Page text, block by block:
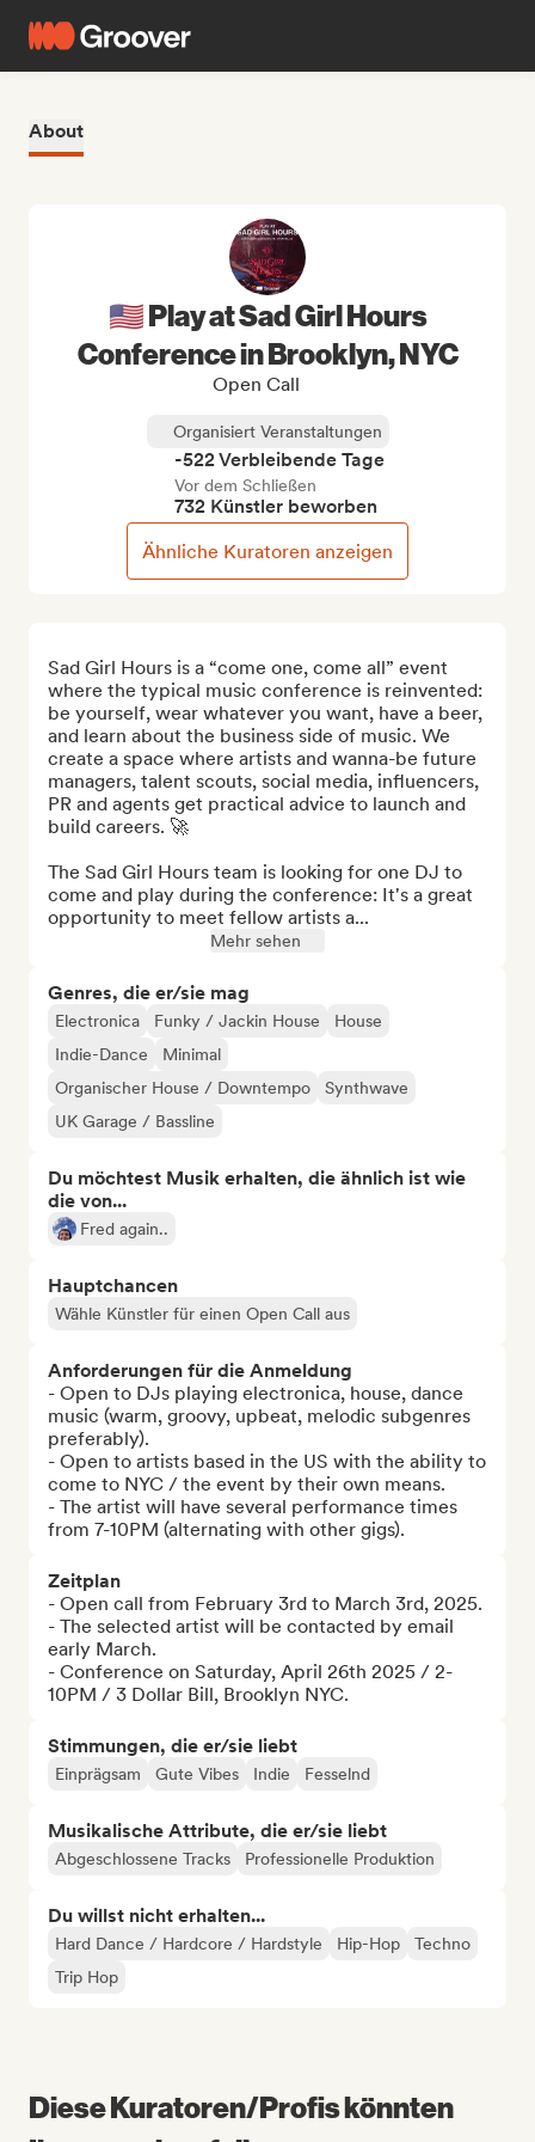
About
Sad Girl Hours is a “come one, come all” event
where the typical music conference is reinvented:
be yourself, wear whatever you want, have a beer,
and learn about the business side of music. We
create a space where artists and wanna-be future
managers, talent scouts, social media, influencers,
PR and agents get practical advice to launch and
build careers. 🚀
The Sad Girl Hours team is looking for one DJ to
come and play during the conference: It's a great
opportunity to meet fellow artists a...
Mehr sehen
Genres, die er/sie mag
Electronica Funky / Jackin House
House
Indie-Dance
Minimal
Organischer House / Downtempo
Synthwave
UK Garage / Bassline
Du möchtest Musik erhalten, die ähnlich ist wie
die von...
Fred again..
Hauptchancen
Wähle Künstler für einen Open Call aus
Anforderungen für die Anmeldung
- Open to DJs playing electronica, house, dance
music (warm, groovy, upbeat, melodic subgenres
preferably).
- Open to artists based in the US with the ability to
come to NYC / the event by their own means.
- The artist will have several performance times
from 7-10PM (alternating with other gigs).
Zeitplan
- Open call from February 3rd to March 3rd, 2025.
- The selected artist will be contacted by email
early March.
- Conference on Saturday, April 26th 2025 / 2-
10PM / 3 Dollar Bill, Brooklyn NYC.
Stimmungen, die er/sie liebt
Einprägsam Gute Vibes Indie Fesselnd
Musikalische Attribute, die er/sie liebt
Abgeschlossene Tracks Professionelle Produktion
Du willst nicht erhalten...
Hard Dance / Hardcore / Hardstyle Hip-Hop
Techno
Trip Hop
🇺🇸 Play at Sad Girl Hours
Conference in Brooklyn, NYC
Open Call
Organisiert Veranstaltungen
-522 Verbleibende Tage
Vor dem Schließen
732 Künstler beworben
Ähnliche Kuratoren anzeigen
Diese Kuratoren/Profis könnten